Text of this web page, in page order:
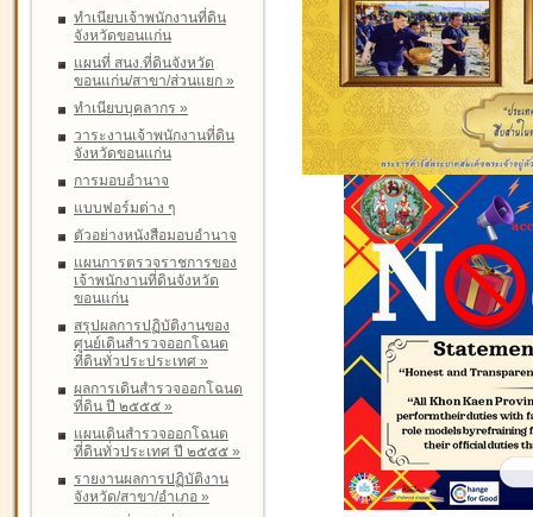
ทำเนียบเจ้าพนักงานที่ดิน
จังหวัดขอนแก่น
แผนที่ สนง.ที่ดินจังหวัด
ขอนแก่น/สาขา/ส่วนแยก »
ทำเนียบบุคลากร »
วาระงานเจ้าพนักงานที่ดิน
จังหวัดขอนแก่น
การมอบอำนาจ
แบบฟอร์มต่าง ๆ
ตัวอย่างหนังสือมอบอำนาจ
แผนการตรวจราชการของ
เจ้าพนักงานที่ดินจังหวัด
ขอนแก่น
สรุปผลการปฏิบัติงานของ
ศูนย์เดินสำรวจออกโฉนด
ที่ดินทั่วประประเทศ »
ผลการเดินสำรวจออกโฉนด
ที่ดิน ปี ๒๕๕๕ »
แผนเดินสำรวจออกโฉนด
ที่ดินทั่วประเทศ ปี ๒๕๕๕ »
รายงานผลการปฏิบัติงาน
จังหวัด/สาขา/อำเภอ »